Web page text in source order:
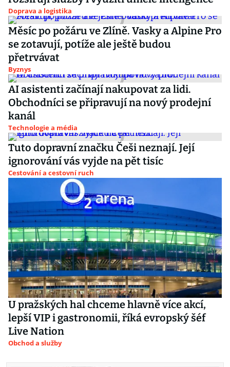
Doprava a logistika
Měsíc po požáru ve Zlíně. Vasky a Alpine Pro
se zotavují, potíže ale ještě budou
přetrvávat
Byznys
AI asistenti začínají nakupovat za lidi.
Obchodníci se připravují na nový prodejní
kanál
Technologie a média
Tuto dopravní značku Češi neznají. Její
ignorování vás vyjde na pět tisíc
Cestování a cestovní ruch
U pražských hal chceme hlavně více akcí,
lepší VIP i gastronomii, říká evropský šéf
Live Nation
Obchod a služby